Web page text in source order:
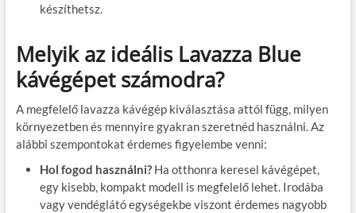
készíthetsz.
Melyik az ideális Lavazza Blue
kávégépet számodra?
A megfelelő lavazza kávégép kiválasztása attól függ, milyen
környezetben és mennyire gyakran szeretnéd használni. Az
alábbi szempontokat érdemes figyelembe venni:
Hol fogod használni?Ha otthonra keresel kávégépet,
egy kisebb, kompakt modell is megfelelő lehet. Irodába
vagy vendéglátó egységekbe viszont érdemes nagyobb